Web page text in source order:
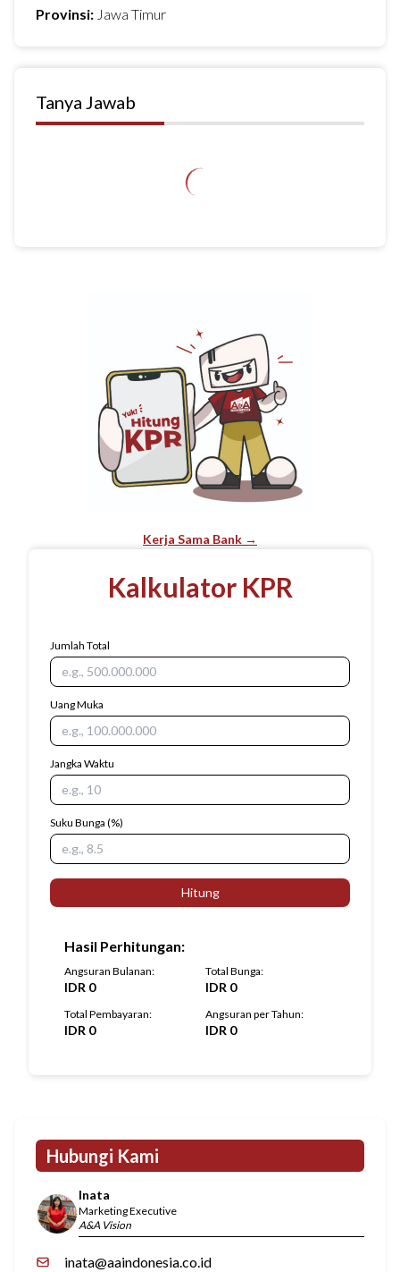
Kerja Sama Bank →
Kalkulator KPR
Jumlah Total
Uang Muka
Jangka Waktu
Suku Bunga (%)
Hitung
Hasil Perhitungan:
Angsuran Bulanan:
IDR 0
Total Bunga:
IDR 0
Total Pembayaran:
IDR 0
Angsuran per Tahun:
IDR 0
Provinsi: Jawa Timur
Tanya Jawab
Hubungi Kami
Inata
Marketing Executive
A&A Vision
inata@aaindonesia.co.id